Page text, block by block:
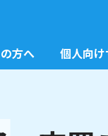
方へ 個人向